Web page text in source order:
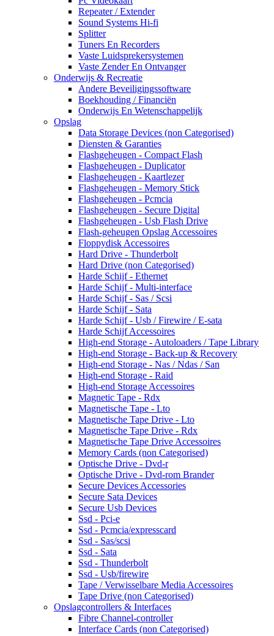
Repeater / Extender
Sound Systems Hi-fi
Splitter
Tuners En Recorders
Vaste Luidsprekersystemen
Vaste Zender En Ontvanger
Onderwijs & Recreatie
Andere Beveiligingssoftware
Boekhouding / Financiën
Onderwijs En Wetenschappelijk
Opslag
Data Storage Devices (non Categorised)
Diensten & Garanties
Flashgeheugen - Compact Flash
Flashgeheugen - Duplicator
Flashgeheugen - Kaartlezer
Flashgeheugen - Memory Stick
Flashgeheugen - Pcmcia
Flashgeheugen - Secure Digital
Flashgeheugen - Usb Flash Drive
Flash-geheugen Opslag Accessoires
Floppydisk Accessoires
Hard Drive - Thunderbolt
Hard Drive (non Categorised)
Harde Schijf - Ethernet
Harde Schijf - Multi-interface
Harde Schijf - Sas / Scsi
Harde Schijf - Sata
Harde Schijf - Usb / Firewire / E-sata
Harde Schijf Accessoires
High-end Storage - Autoloaders / Tape Library
High-end Storage - Back-up & Recovery
High-end Storage - Nas / Ndas / San
High-end Storage - Raid
High-end Storage Accessoires
Magnetic Tape - Rdx
Magnetische Tape - Lto
Magnetische Tape Drive - Lto
Magnetische Tape Drive - Rdx
Magnetische Tape Drive Accessoires
Memory Cards (non Categorised)
Optische Drive - Dvd-r
Optische Drive - Dvd-rom Brander
Secure Devices Accessories
Secure Sata Devices
Secure Usb Devices
Ssd - Pci-e
Ssd - Pcmcia/expresscard
Ssd - Sas/scsi
Ssd - Sata
Ssd - Thunderbolt
Ssd - Usb/firewire
Tape / Verwisselbare Media Accessoires
Tape Drive (non Categorised)
Opslagcontrollers & Interfaces
Fibre Channel-controller
Interface Cards (non Categorised)